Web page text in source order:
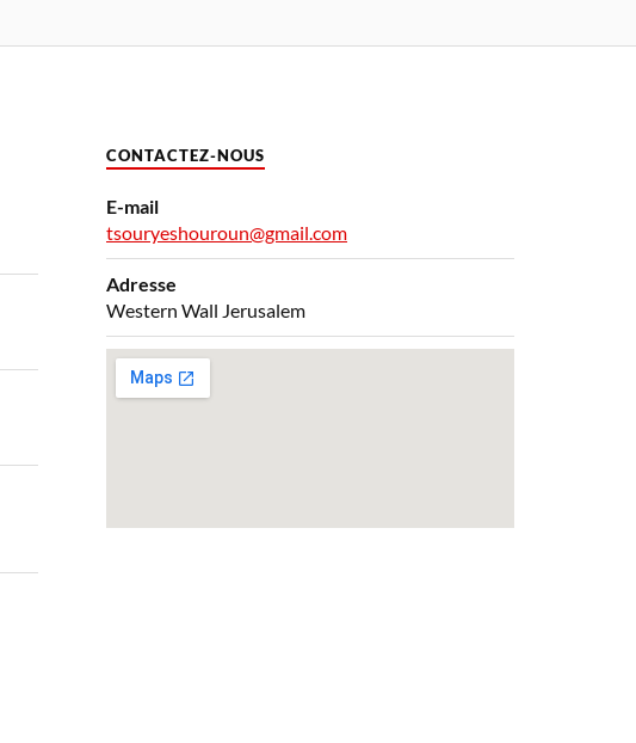
CONTACTEZ-NOUS
E-mail
tsouryeshouroun@gmail.com
Adresse
Western Wall Jerusalem